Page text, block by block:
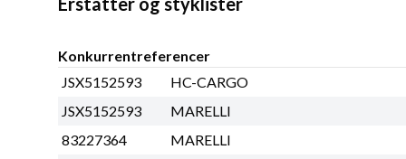
Konkurrentreferencer
JSX5152593
HC-CARGO
JSX5152593
MARELLI
83227364
MARELLI